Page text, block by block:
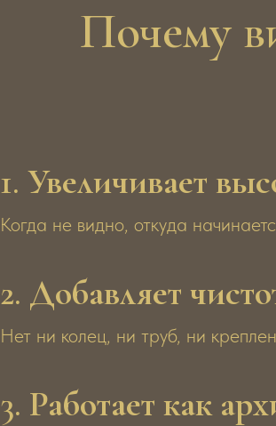
Почему
1. Увеличивает
Когда не видно, откуда
2. Добавляет
Нет ни колец, ни труб, ни
3. Работает как